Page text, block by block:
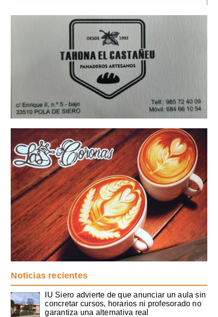
Noticias recientes
IU Siero advierte de que anunciar un aula sin
concretar cursos, horarios ni profesorado no
garantiza una alternativa real